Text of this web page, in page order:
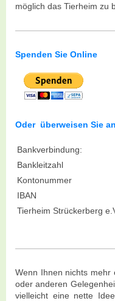
möglich das Tierheim zu
Spenden Sie Online
Oder überweisen Sie
Bankverbindung:
Bankleitzahl
Kontonummer
IBAN
Tierheim Strückerberg
Wenn Ihnen nichts mehr
oder anderen
vielleicht eine nette